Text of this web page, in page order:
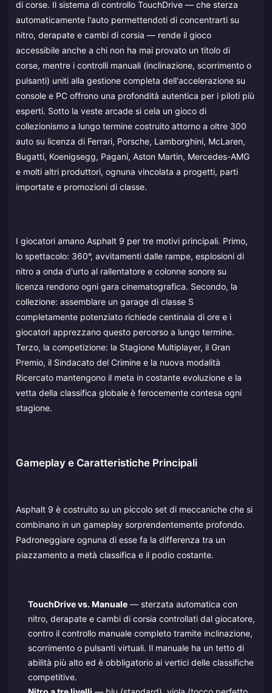
di corse. Il sistema di controllo TouchDrive — che sterza
automaticamente l'auto permettendoti di concentrarti su
nitro, derapate e cambi di corsia — rende il gioco
accessibile anche a chi non ha mai provato un titolo di
corse, mentre i controlli manuali (inclinazione, scorrimento o
pulsanti) uniti alla gestione completa dell'accelerazione su
console e PC offrono una profondità autentica per i piloti più
esperti. Sotto la veste arcade si cela un gioco di
collezionismo a lungo termine costruito attorno a oltre 300
auto su licenza di Ferrari, Porsche, Lamborghini, McLaren,
Bugatti, Koenigsegg, Pagani, Aston Martin, Mercedes-AMG
e molti altri produttori, ognuna vincolata a progetti, parti
importate e promozioni di classe.
I giocatori amano Asphalt 9 per tre motivi principali. Primo,
lo spettacolo: 360°, avvitamenti dalle rampe, esplosioni di
nitro a onda d'urto al rallentatore e colonne sonore su
licenza rendono ogni gara cinematografica. Secondo, la
collezione: assemblare un garage di classe S
completamente potenziato richiede centinaia di ore e i
giocatori apprezzano questo percorso a lungo termine.
Terzo, la competizione: la Stagione Multiplayer, il Gran
Premio, il Sindacato del Crimine e la nuova modalità
Ricercato mantengono il meta in costante evoluzione e la
vetta della classifica globale è ferocemente contesa ogni
stagione.
Gameplay e Caratteristiche Principali
Asphalt 9 è costruito su un piccolo set di meccaniche che si
combinano in un gameplay sorprendentemente profondo.
Padroneggiare ognuna di esse fa la differenza tra un
piazzamento a metà classifica e il podio costante.
TouchDrive vs. Manuale— sterzata automatica con
nitro, derapate e cambi di corsia controllati dal giocatore,
contro il controllo manuale completo tramite inclinazione,
scorrimento o pulsanti virtuali. Il manuale ha un tetto di
abilità più alto ed è obbligatorio ai vertici delle classifiche
competitive.